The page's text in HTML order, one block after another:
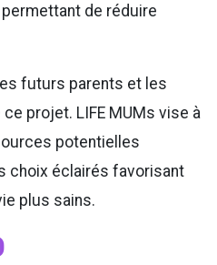
de réduire
futurs parents et les
projet. LIFE MUMs vise à
potentielles
choix éclairés favorisant
plus sains.